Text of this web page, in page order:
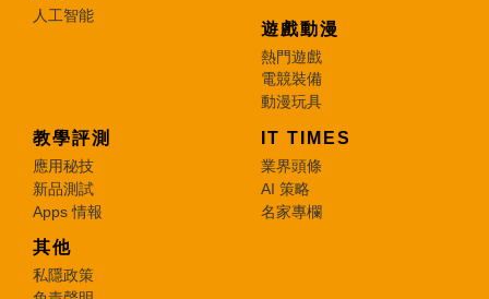
人工智能
遊戲動漫
熱門遊戲
電競裝備
動漫玩具
教學評測
應用秘技
新品測試
Apps 情報
IT TIMES
業界頭條
AI 策略
名家專欄
其他
私隱政策